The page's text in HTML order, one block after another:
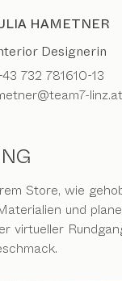
HAMETNER
Designerin
732 781610-13
linz.at
Store, wie
und
virtueller